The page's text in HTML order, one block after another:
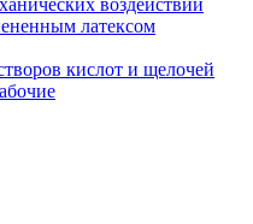
воздействий
латексом
кислот и щелочей